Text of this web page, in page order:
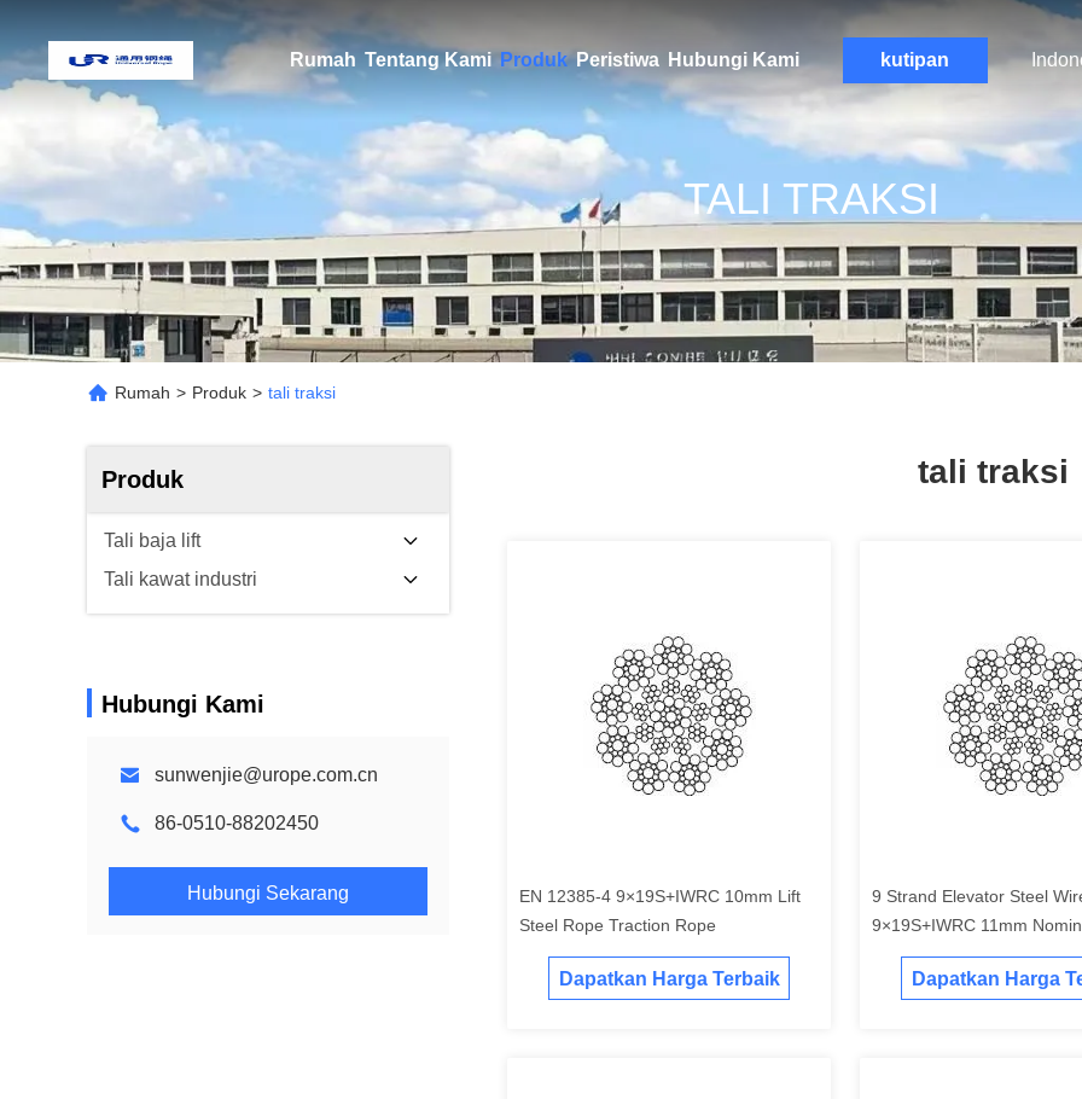
Rumah Tentang Kami Produk Peristiwa Hubungi Kami kutipan
TALI TRAKSI
Rumah > Produk > tali traksi
Produk
Tali baja lift
Tali kawat industri
Hubungi Kami
sunwenjie@urope.com.cn
86-0510-88202450
Hubungi Sekarang
tali traksi
EN 12385-4 9×19S+IWRC 10mm Lift
Steel Rope Traction Rope
Dapatkan Harga Terbaik
9 Strand Elevator Steel
9×19S+IWRC 11mm
Dapatkan Harga